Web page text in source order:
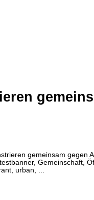
gemeinsam
Gemeinschaft,
urban, ...